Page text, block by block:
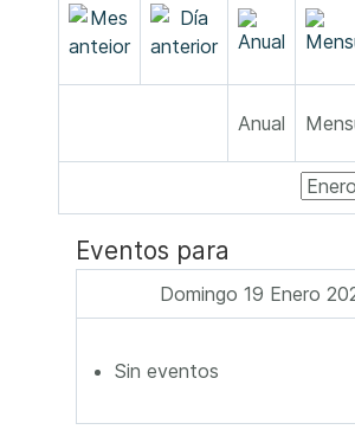
Anual
Eventos para
Domingo 19 Enero
Sin eventos